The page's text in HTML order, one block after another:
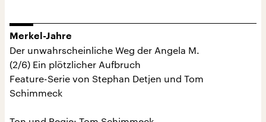
Merkel-Jahre
Der unwahrscheinliche Weg der Angela M.
(2/6) Ein plötzlicher Aufbruch
Feature-Serie von Stephan Detjen und Tom
Schimmeck